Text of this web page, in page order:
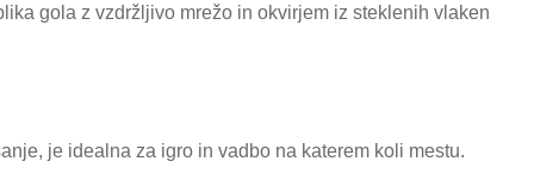
gola z vzdržljivo mrežo in okvirjem iz steklenih vlaken
je idealna za igro in vadbo na katerem koli mestu.